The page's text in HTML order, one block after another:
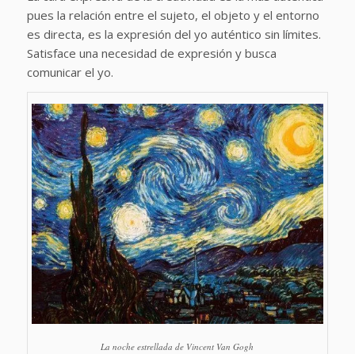
pues la relación entre el sujeto, el objeto y el entorno
es directa, es la expresión del yo auténtico sin límites.
Satisface una necesidad de expresión y busca
comunicar el yo.
La noche estrellada de Vincent Van Gogh